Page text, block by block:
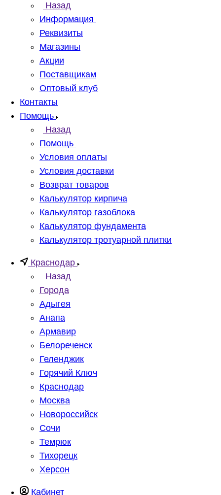
Назад
Информация
Реквизиты
Магазины
Акции
Поставщикам
Оптовый клуб
Контакты
Помощь
Назад
Помощь
Условия оплаты
Условия доставки
Возврат товаров
Калькулятор кирпича
Калькулятор газоблока
Калькулятор фундамента
Калькулятор тротуарной плитки
Краснодар
Назад
Города
Адыгея
Анапа
Армавир
Белореченск
Геленджик
Горячий Ключ
Краснодар
Москва
Новороссийск
Сочи
Темрюк
Тихорецк
Херсон
Кабинет